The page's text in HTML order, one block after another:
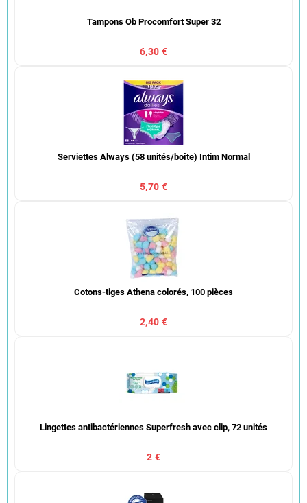
Tampons Ob Procomfort Super 32
6,30 €
Serviettes Always (58 unités/boîte) Intim Normal
5,70 €
Cotons-tiges Athena colorés, 100 pièces
2,40 €
Lingettes antibactériennes Superfresh avec clip, 72 unités
2 €